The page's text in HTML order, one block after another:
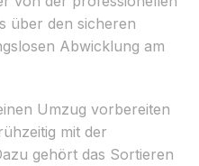
über den sicheren
Abwicklung am
Umzug vorbereiten
mit der
gehört das Sortieren